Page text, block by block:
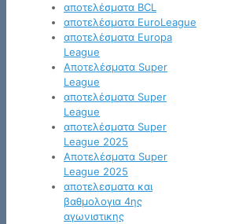
αποτελέσματα BCL
αποτελέσματα EuroLeague
αποτελέσματα Europa
League
Αποτελέσματα Super
League
αποτελέσματα Super
League
αποτελέσματα Super
League 2025
Αποτελέσματα Super
League 2025
αποτελεσματα και
βαθμολογια 4ης
αγωνιστικης